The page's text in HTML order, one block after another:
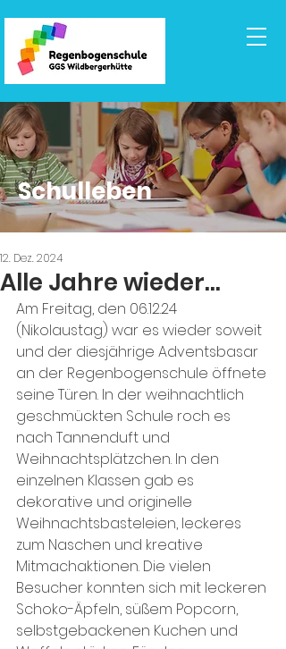
Schulleben
Alle Jahre wieder...
12. Dez. 2024
Am Freitag, den 06.12.24
(Nikolaustag) war es wieder soweit
und der diesjährige Adventsbasar
an der Regenbogenschule öffnete
seine Türen. In der weihnachtlich
geschmückten Schule roch es
nach Tannenduft und
Weihnachtsplätzchen. In den
einzelnen Klassen gab es
dekorative und originelle
Weihnachtsbasteleien, leckeres
zum Naschen und kreative
Mitmachaktionen. Die vielen
Besucher konnten sich mit leckeren
Schoko-Äpfeln, süßem Popcorn,
selbstgebackenen Kuchen und